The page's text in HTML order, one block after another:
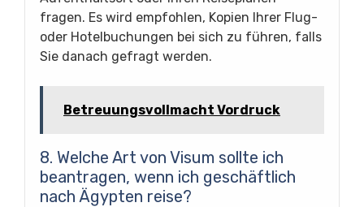
fragen. Es wird empfohlen, Kopien Ihrer Flug-
oder Hotelbuchungen bei sich zu führen, falls
Sie danach gefragt werden.
Betreuungsvollmacht Vordruck
8. Welche Art von Visum sollte ich
beantragen, wenn ich geschäftlich
nach Ägypten reise?